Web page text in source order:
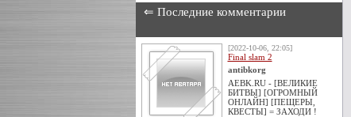
⇐ Последние комментарии
[2022-10-06, 22:05]
Final slam 2
antibkorg
AEBK.RU - [ВЕЛИКИЕ
БИТВЫ] [ОГРОМНЫЙ
ОНЛАЙН] [ПЕЩЕРЫ,
КВЕСТЫ] = ЗАХОДИ !